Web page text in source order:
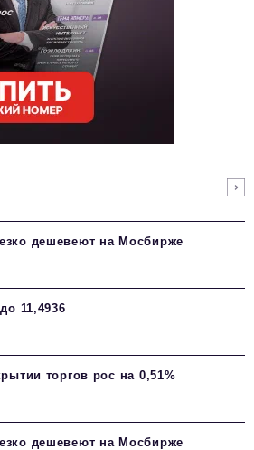
дешевеют на Мосбирже
11,4936
торгов рос на 0,51%
дешевеют на Мосбирже